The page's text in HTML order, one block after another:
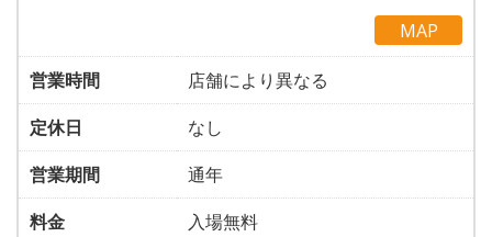
MAP
営業時間
店舗により異なる
定休日
なし
営業期間
通年
料金
入場無料